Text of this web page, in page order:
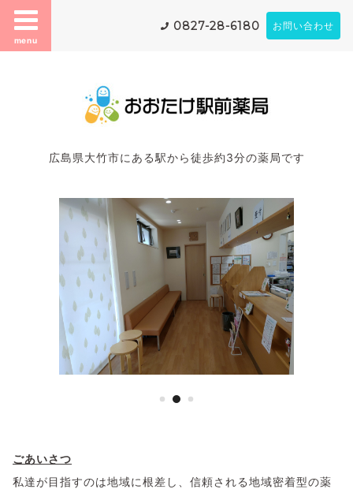
menu
0827-28-6180 お問い合わせ
広島県大竹市にある駅から徒歩約3分の薬局です
ごあいさつ
私達が目指すのは地域に根差し、信頼される地域密着型の薬